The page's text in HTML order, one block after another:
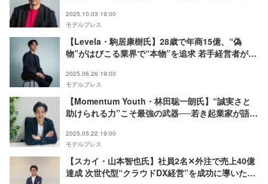
VALUE×モデルプレス連動＞
2025.10.03 19:00
モデルプレス
【Levela・駒居康樹氏】28歳で年商15億、“偽
物”がはびこる業界で“本物”を追求 若手経営者が苦
ルプレス連動＞
2025.06.26 19:00
モデルプレス
【Momentum Youth・林田聡一朗氏】“誠実さと
助けられる力”こそ最強の武器──若き起業家が語る
プレス連動＞
2025.05.22 19:00
モデルプレス
【スカイ・山本智也氏】社員2名✕外注で売上40億
達成 次世代型“クラウドDX経営”を成功に導いた原